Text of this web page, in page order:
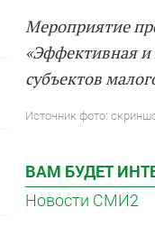
Мероприятие
«Эффективная и
субъектов
Источник фото:
ВАМ БУДЕТ
Новости СМИ2